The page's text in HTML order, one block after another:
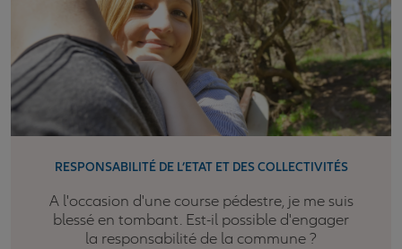
RESPONSABILITÉ DE L’ETAT ET DES COLLECTIVITÉS
A l'occasion d'une course pédestre, je me suis
blessé en tombant. Est-il possible d'engager
la responsabilité de la commune ?